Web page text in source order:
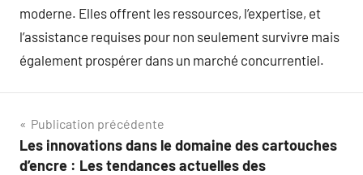
moderne. Elles offrent les ressources, l’expertise, et
l’assistance requises pour non seulement survivre mais
également prospérer dans un marché concurrentiel.
Navigation
de
Publication précédente
Les innovations dans le domaine des cartouches
d’encre : Les tendances actuelles des